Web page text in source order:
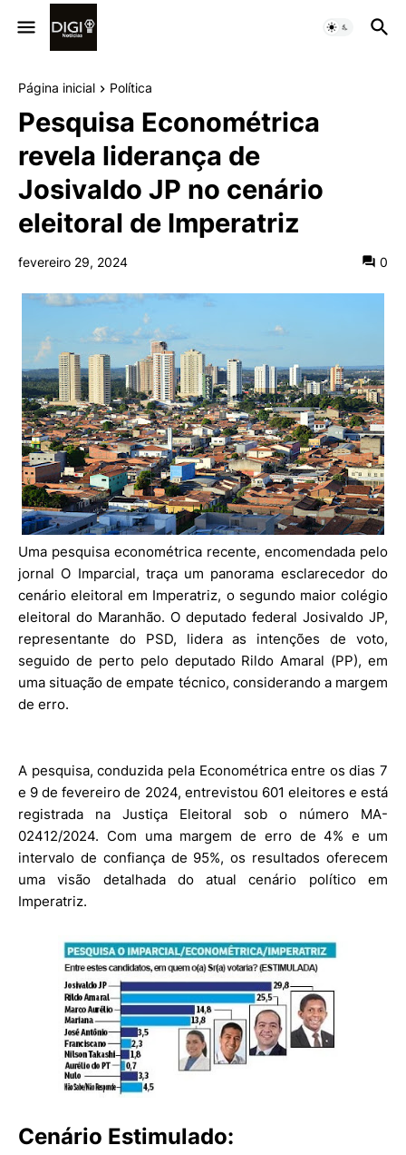
Página inicial Política
Pesquisa Econométrica
revela liderança de
Josivaldo JP no cenário
eleitoral de Imperatriz
fevereiro 29, 2024 0
Uma pesquisa econométrica recente, encomendada pelo
jornal O Imparcial, traça um panorama esclarecedor do
cenário eleitoral em Imperatriz, o segundo maior colégio
eleitoral do Maranhão. O deputado federal Josivaldo JP,
representante do PSD, lidera as intenções de voto,
seguido de perto pelo deputado Rildo Amaral (PP), em
uma situação de empate técnico, considerando a margem
de erro.
A pesquisa, conduzida pela Econométrica entre os dias 7
e 9 de fevereiro de 2024, entrevistou 601 eleitores e está
registrada na Justiça Eleitoral sob o número MA-
02412/2024. Com uma margem de erro de 4% e um
intervalo de confiança de 95%, os resultados oferecem
uma visão detalhada do atual cenário político em
Imperatriz.
Cenário Estimulado: